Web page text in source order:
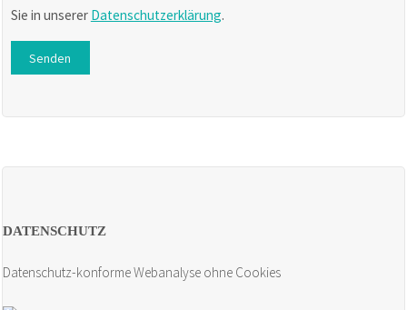
Sie in unserer Datenschutzerklärung.
DATENSCHUTZ
Datenschutz-konforme Webanalyse ohne Cookies